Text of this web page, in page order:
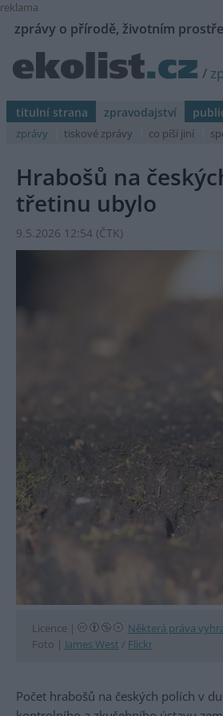
reklama
zprávy o přírodě, životním
/
titulní strana zpravodajství
zprávy tiskové zprávy co píší jiní
Hrabošů na
třetinu ubylo
9.5.2026 12:54 (ČTK)
Licence |
Některá práva
Foto | James West / Flickr
Počet hrabošů na českých polích v